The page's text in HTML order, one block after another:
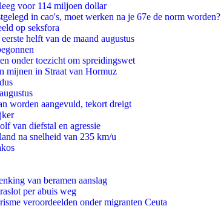
voor 114 miljoen dollar
in cao's, moet werken na je 67e de norm worden?
op seksfora
helft van de maand augustus
onder toezicht om spreidingswet
mijnen in Straat van Hormuz
worden aangevuld, tekort dreigt
van diefstal en agressie
na snelheid van 235 km/u
van beramen aanslag
per abuis weg
veroordeelden onder migranten Ceuta